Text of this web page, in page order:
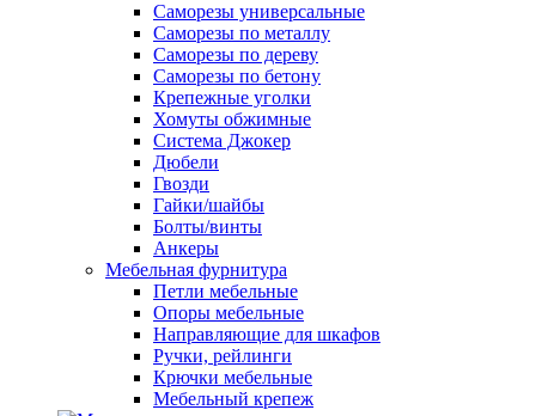
Саморезы универсальные
Саморезы по металлу
Саморезы по дереву
Саморезы по бетону
Крепежные уголки
Хомуты обжимные
Система Джокер
Дюбели
Гвозди
Гайки/шайбы
Болты/винты
Анкеры
Мебельная фурнитура
Петли мебельные
Опоры мебельные
Направляющие для шкафов
Ручки, рейлинги
Крючки мебельные
Мебельный крепеж